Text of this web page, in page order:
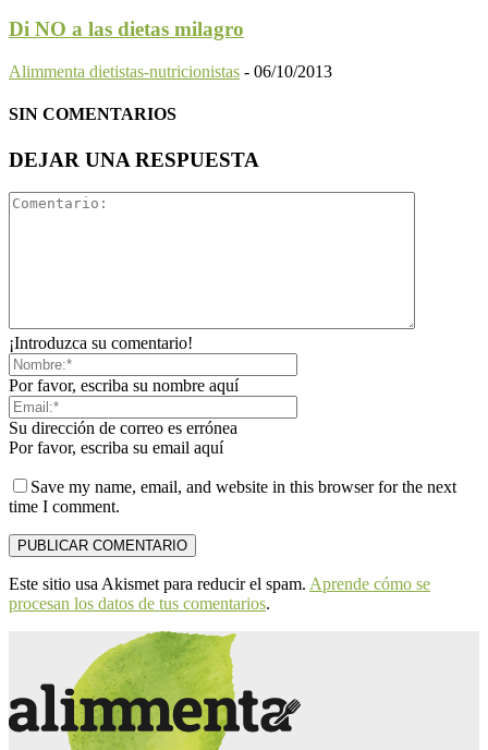
Di NO a las dietas milagro
Alimmenta dietistas-nutricionistas - 06/10/2013
SIN COMENTARIOS
DEJAR UNA RESPUESTA
¡Introduzca su comentario!
Por favor, escriba su nombre aquí
Su dirección de correo es errónea
Por favor, escriba su email aquí
Save my name, email, and website in this browser for the next
time I comment.
Este sitio usa Akismet para reducir el spam. Aprende cómo se
procesan los datos de tus comentarios.